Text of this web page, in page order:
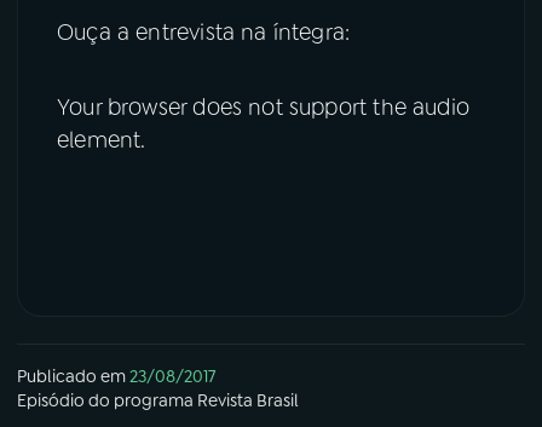
Ouça a entrevista na íntegra:
Your browser does not support the audio
element.
Publicado em23/08/2017
Episódio do programa Revista Brasil